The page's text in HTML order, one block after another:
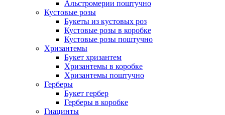
Альстромерии поштучно
Кустовые розы
Букеты из кустовых роз
Кустовые розы в коробке
Кустовые розы поштучно
Хризантемы
Букет хризантем
Хризантемы в коробке
Хризантемы поштучно
Герберы
Букет гербер
Герберы в коробке
Гиацинты